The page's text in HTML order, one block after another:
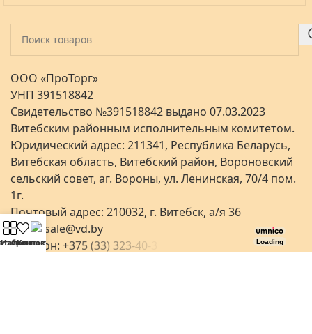
ООО «ПроТорг»
УНП 391518842
Свидетельство №391518842 выдано 07.03.2023
Витебским районным исполнительным комитетом.
Юридический адрес: 211341, Республика Беларусь,
Витебская область, Витебский район, Вороновский
сельский совет, аг. Вороны, ул. Ленинская, 70/4 пом.
1г.
Почтовый адрес: 210032, г. Витебск, а/я 36
Email: sale@vd.by
Телефон:+375(33) 323-40-
Избранное
Контакты Loading